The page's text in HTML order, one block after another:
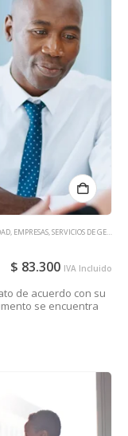
, EMPRESAS,SERVICIOS DE GESTIÓN DE TALENTO HUMANO PARA EMPRESAS
de acuerdo con su
se encuentra
$ 83.300 IVA Incluido